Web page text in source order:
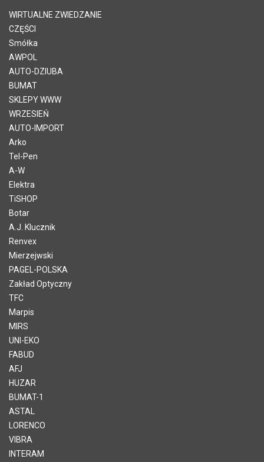
WIRTUALNE ZWIEDZANIE
CZĘŚCI
Smółka
AWPOL
AUTO-DZIUBA
BUMAT
SKLEPY WWW
WRZESIEŃ
AUTO-IMPORT
Arko
Tel-Pen
A-W
Elektra
TiSHOP
Botar
A.J. Klucznik
Renvex
Mierzejwski
PAGEL-POLSKA
Zakład Optyczny
TFC
Marpis
MIRS
UNI-EKO
FABUD
AFJ
HUZAR
BUMAT-1
ASTAL
LORENCO
VIBRA
INTERAM